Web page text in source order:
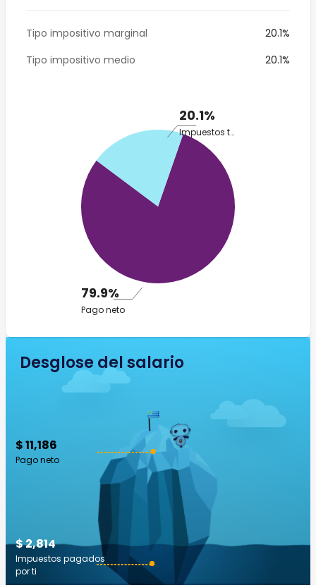
Tipo impositivo marginal
20.1%
Tipo impositivo medio
20.1%
20.1%
Impuestos totales
79.9%
Pago neto
Desglose del salario
$ 11,186
Pago neto
$ 2,814
Impuestos pagados
por ti